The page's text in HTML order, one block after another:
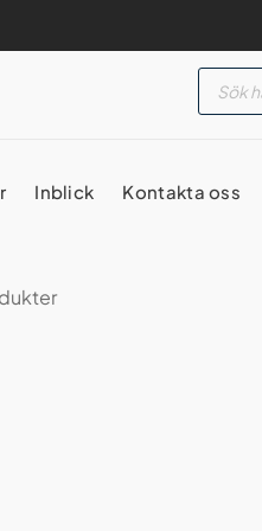
Products
search
Inblick Kontakta oss